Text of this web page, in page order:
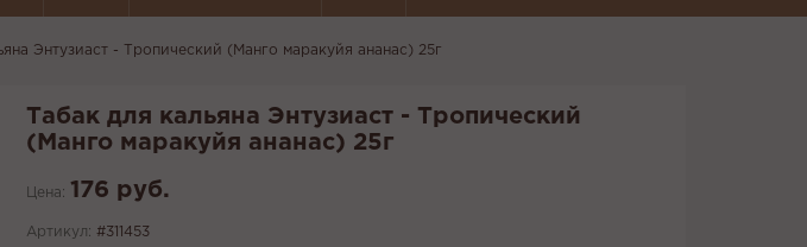
Энтузиаст - Тропический (Манго маракуйя ананас) 25г
Табак для кальяна Энтузиаст - Тропический
(Манго маракуйя ананас) 25г
Цена: 176 руб.
Артикул: #311453